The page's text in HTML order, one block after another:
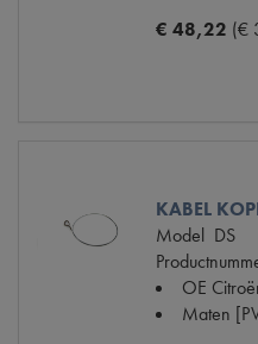
€ 48,22 (€
KABEL
Model DS
OE
Maten